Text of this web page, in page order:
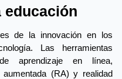
educación
de la innovación en los
Las herramientas
aprendizaje en línea,
(RA) y realidad